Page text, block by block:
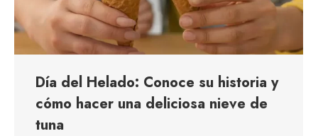
Día del Helado: Conoce su historia y
cómo hacer una deliciosa nieve de
tuna